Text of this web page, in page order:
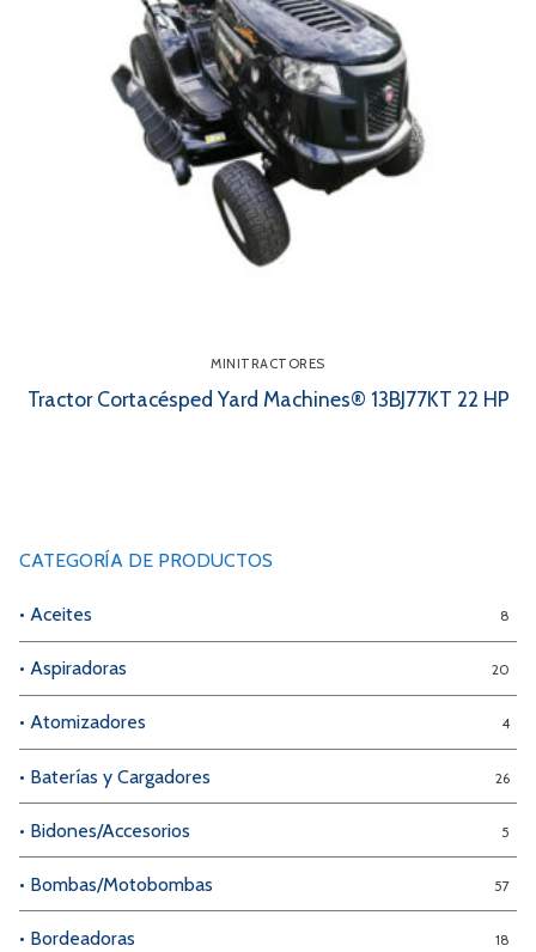
MINITRACTORES
Tractor Cortacésped Yard Machines® 13BJ77KT 22 HP
CATEGORÍA DE PRODUCTOS
• Aceites 8
• Aspiradoras 20
• Atomizadores 4
• Baterías y Cargadores 26
• Bidones/Accesorios 5
• Bombas/Motobombas 57
• Bordeadoras 18